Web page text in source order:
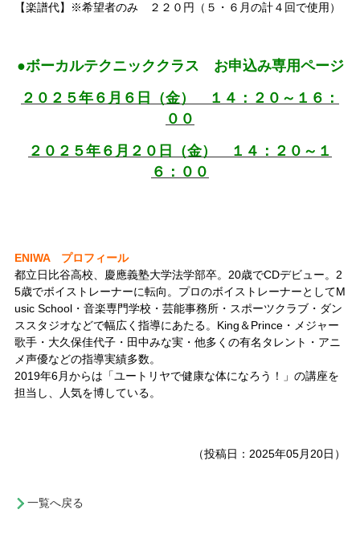
【楽譜代】※希望者のみ ２２０円
（５・６月の計４回で使用）
●ボーカルテクニッククラス お申込み専用ページ
２０２５年６月６日（金） １４：２０～１６：
００
２０２５年６月２０日（金） １４：２０～１
６：００
ENIWA プロフィール
都立日比谷高校、慶應義塾大学法学部卒。20歳でCDデビュー。2
5歳でボイストレーナーに転向。プロのボイストレーナーとしてM
usic School・音楽専門学校・芸能事務所・スポーツクラブ・ダン
ススタジオなどで幅広く指導にあたる。King＆Prince・メジャー
歌手・大久保佳代子・田中みな実・他多くの有名タレント・アニ
メ声優などの指導実績多数。
2019年6月からは「ユートリヤで健康な体になろう！」の講座を
担当し、人気を博している。
（投稿日：2025年05月20日）
一覧へ戻る